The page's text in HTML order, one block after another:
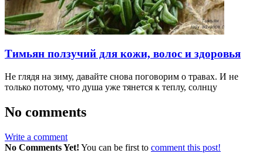
Тимьян ползучий для кожи, волос и здоровья
Не глядя на зиму, давайте снова поговорим о травах. И не
только потому, что душа уже тянется к теплу, солнцу
No comments
Write a comment
No Comments Yet! You can be first to comment this post!